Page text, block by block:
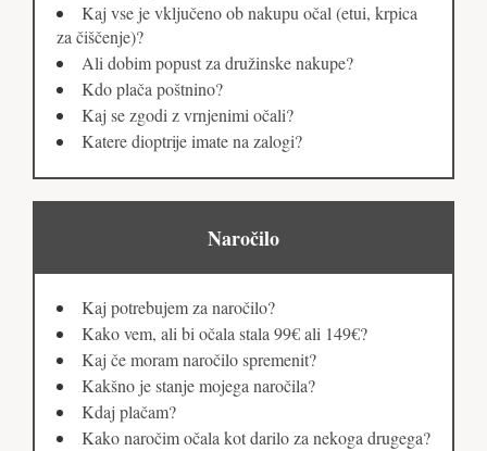
Kaj vse je vključeno ob nakupu očal (etui, krpica
za čiščenje)?
Ali dobim popust za družinske nakupe?
Kdo plača poštnino?
Kaj se zgodi z vrnjenimi očali?
Katere dioptrije imate na zalogi?
Naročilo
Kaj potrebujem za naročilo?
Kako vem, ali bi očala stala 99€ ali 149€?
Kaj če moram naročilo spremenit?
Kakšno je stanje mojega naročila?
Kdaj plačam?
Kako naročim očala kot darilo za nekoga drugega?